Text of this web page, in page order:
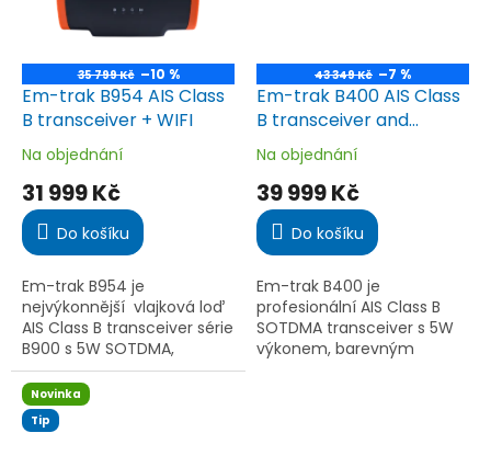
35 799 Kč –10 %
Em-trak B954 AIS Class
B transceiver + WIFI
Průměrné
produktu
je
5,0
5
hvězdiček.
Na objednání
31 999 Kč
Do košíku
Em-trak B954 je
nejvýkonnější vlajková loď
AIS Class B transceiver série
B900 s 5W SOTDMA,
integrovaným VHF
splitterem, GPS, Wi-
Fi/Bluetooth a ultra
odolnou konstrukcí....
43 349 Kč –7 %
Em-trak B400 AIS Class
B transceiver and
display
Průměrné
produktu
je
5,0
5
hvězdiček.
Na objednání
39 999 Kč
Do košíku
Em-trak B400 je
profesionální AIS Class B
SOTDMA transceiver s 5W
výkonem, barevným
Novinka
Tip